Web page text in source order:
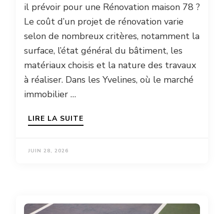
il prévoir pour une Rénovation maison 78 ?
Le coût d’un projet de rénovation varie
selon de nombreux critères, notamment la
surface, l’état général du bâtiment, les
matériaux choisis et la nature des travaux
à réaliser. Dans les Yvelines, où le marché
immobilier …
LIRE LA SUITE
JUIN 28, 2026